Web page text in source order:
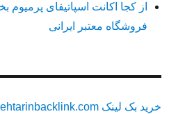
فروشگاه معتبر ایرانی
خرید بک لینک behtarinbacklink.com